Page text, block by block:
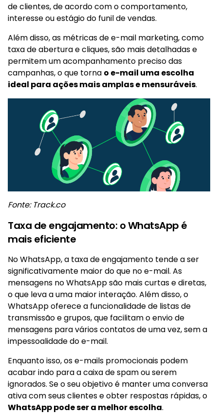
de clientes, de acordo com o comportamento,
interesse ou estágio do funil de vendas.
Além disso, as métricas de e-mail marketing, como
taxa de abertura e cliques, são mais detalhadas e
permitem um acompanhamento preciso das
campanhas, o que torna o e-mail uma escolha
ideal para ações mais amplas e mensuráveis.
Fonte: Track.co
Taxa de engajamento: o WhatsApp é
mais eficiente
No WhatsApp, a taxa de engajamento tende a ser
significativamente maior do que no e-mail. As
mensagens no WhatsApp são mais curtas e diretas,
o que leva a uma maior interação. Além disso, o
WhatsApp oferece a funcionalidade de listas de
transmissão e grupos, que facilitam o envio de
mensagens para vários contatos de uma vez, sem a
impessoalidade do e-mail.
Enquanto isso, os e-mails promocionais podem
acabar indo para a caixa de spam ou serem
ignorados. Se o seu objetivo é manter uma conversa
ativa com seus clientes e obter respostas rápidas, o
WhatsApp pode ser a melhor escolha.